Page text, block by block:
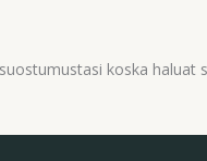
koska haluat